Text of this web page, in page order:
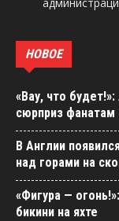
НОВОЕ
«Вау, что
сюрприз фанатам
В Англии
над горами на
«Фигура —
бикини на яхте